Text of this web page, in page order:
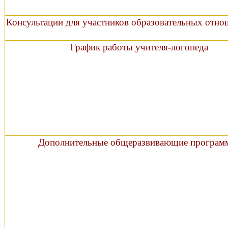
Консультации для участников образовательных
График работы учителя-логопеда
Дополнительные общеразвивающие